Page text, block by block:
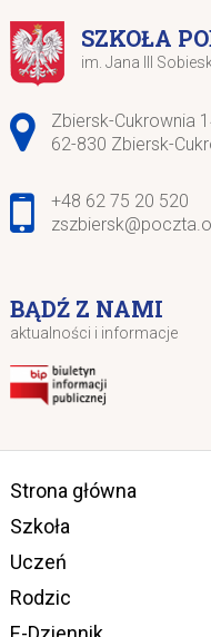
SZKOŁA
im. Jana III
Adres pocztowy:
Zbiersk-Cukrownia
62-830 Zbiersk-
+48 62 75 20 520
BĄDŹ Z NAMI
aktualności i informacje
Strona główna
Szkoła
Uczeń
Rodzic